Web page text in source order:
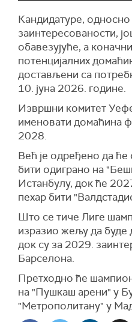
Кандидатуре, односно
заинтересованости,
обавезујуће, а
потенцијалних
достављени са
10. јуна 2026. године.
Извршни комитет
именовати домаћина
2028.
Већ је одређено да
бити одиграно на
Истанбулу, док ће
пехар бити
Што се тиче Лиге
изразио жељу да
док су за 2029.
Барселона.
Претходно ће
на "Пушкаш арени" у
"Метрополитану" у